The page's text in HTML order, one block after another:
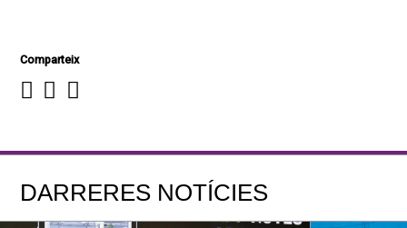
Comparteix
DARRERES NOTÍCIES